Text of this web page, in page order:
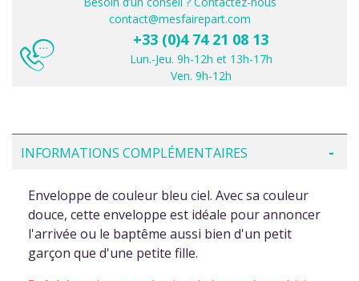
contact@mesfairepart.com
+33 (0)4 74 21 08 13
Lun.-Jeu. 9h-12h et 13h-17h
Ven. 9h-12h
INFORMATIONS COMPLÉMENTAIRES
Enveloppe de couleur bleu ciel. Avec sa couleur
douce, cette enveloppe est idéale pour annoncer
l'arrivée ou le baptême aussi bien d'un petit
garçon que d'une petite fille.